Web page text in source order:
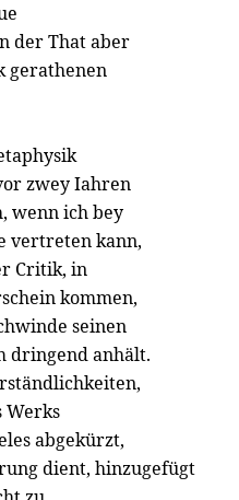
der That aber
gerathenen
zwey Iahren
wenn ich bey
vertreten kann,
Critik, in
kommen,
seinen
dringend anhält.
Werks
abgekürzt,
dient, hinzugefügt